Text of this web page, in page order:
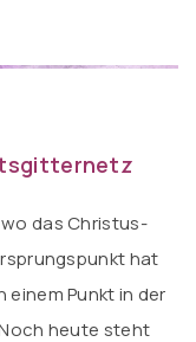
das Christus-
hat
einem Punkt in der
heute steht